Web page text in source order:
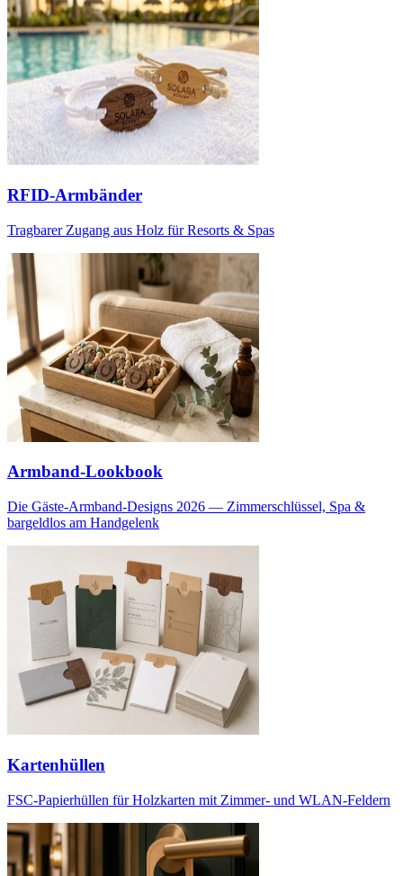
RFID-Armbänder
Tragbarer Zugang aus Holz für Resorts & Spas
Armband-Lookbook
Die Gäste-Armband-Designs 2026 — Zimmerschlüssel, Spa &
bargeldlos am Handgelenk
Kartenhüllen
FSC-Papierhüllen für Holzkarten mit Zimmer- und WLAN-Feldern